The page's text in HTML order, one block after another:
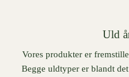
Uld
Vores produkter er
Begge uldtyper er blandt